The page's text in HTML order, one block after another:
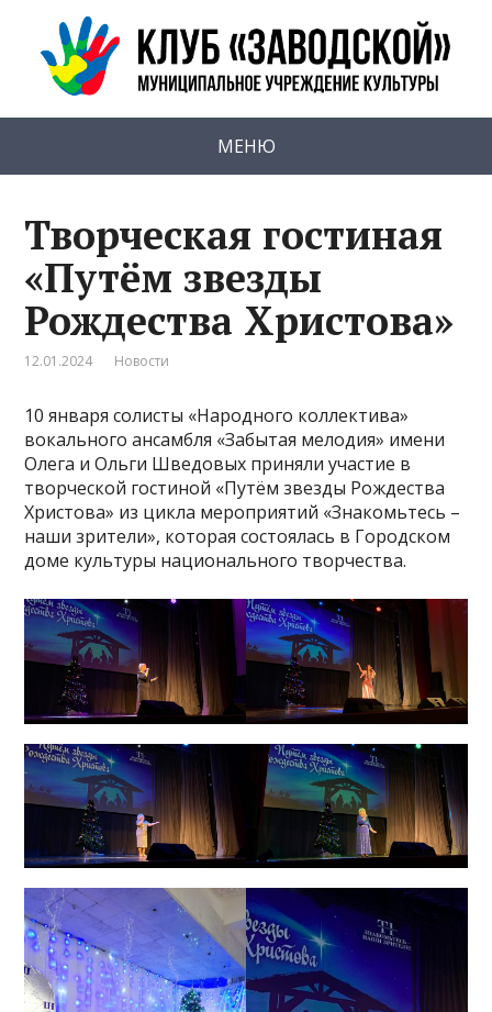
МЕНЮ
Творческая гостиная
«Путём звезды
Рождества Христова»
12.01.2024 Новости
10 января солисты «Народного коллектива»
вокального ансамбля «Забытая мелодия» имени
Олега и Ольги Шведовых приняли участие в
творческой гостиной «Путём звезды Рождества
Христова» из цикла мероприятий «Знакомьтесь –
наши зрители», которая состоялась в Городском
доме культуры национального творчества.